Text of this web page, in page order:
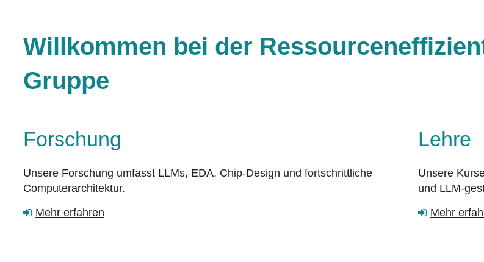
Willkommen bei der
Gruppe
Forschung
Unsere Forschung umfasst LLMs, EDA, Chip-Design und fortschrittliche
Computerarchitektur.
Mehr erfahren
Lehre
Unsere
und LLM-
Mehr